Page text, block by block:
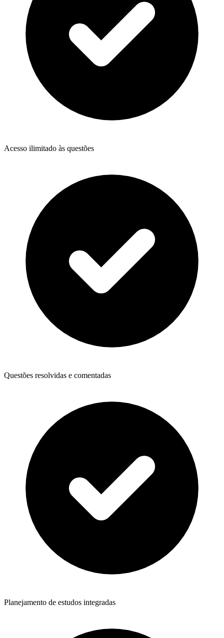
Acesso ilimitado às questões
Questões resolvidas e comentadas
Planejamento de estudos integradas